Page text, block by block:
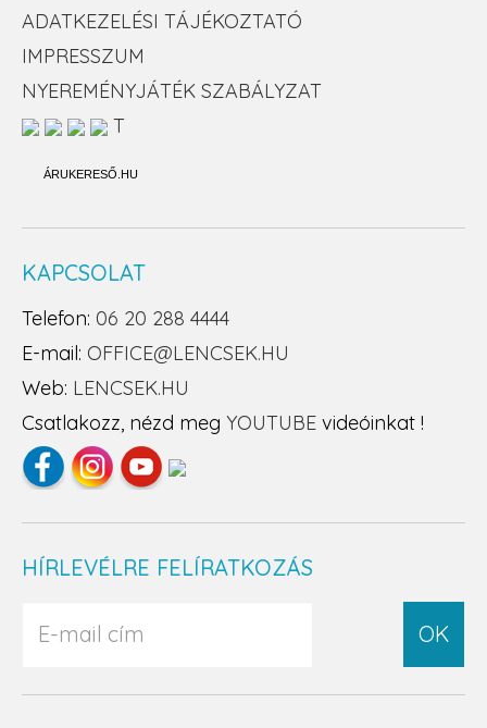
ADATKEZELÉSI TÁJÉKOZTATÓ
IMPRESSZUM
NYEREMÉNYJÁTÉK SZABÁLYZAT
T
ÁRUKERESŐ.HU
KAPCSOLAT
Telefon: 06 20 288 4444
E-mail: OFFICE@LENCSEK.HU
Web: LENCSEK.HU
Csatlakozz, nézd meg YOUTUBE videóinkat !
HÍRLEVÉLRE FELÍRATKOZÁS
OK